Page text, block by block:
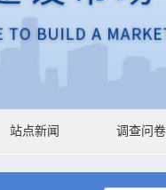
站点新闻 调查问卷